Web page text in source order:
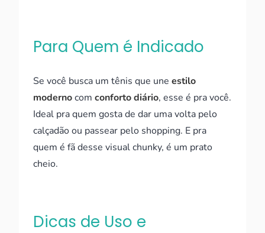
Para Quem é Indicado
Se você busca um tênis que une estilo
modernocom conforto diário, esse é pra você.
Ideal pra quem gosta de dar uma volta pelo
calçadão ou passear pelo shopping. E pra
quem é fã desse visual chunky, é um prato
cheio.
Dicas de Uso e